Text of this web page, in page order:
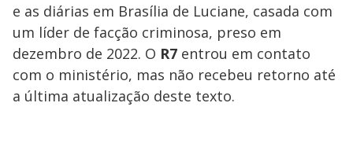
e as diárias em Brasília de Luciane, casada com
um líder de facção criminosa, preso em
dezembro de 2022. O R7 entrou em contato
com o ministério, mas não recebeu retorno até
a última atualização deste texto.